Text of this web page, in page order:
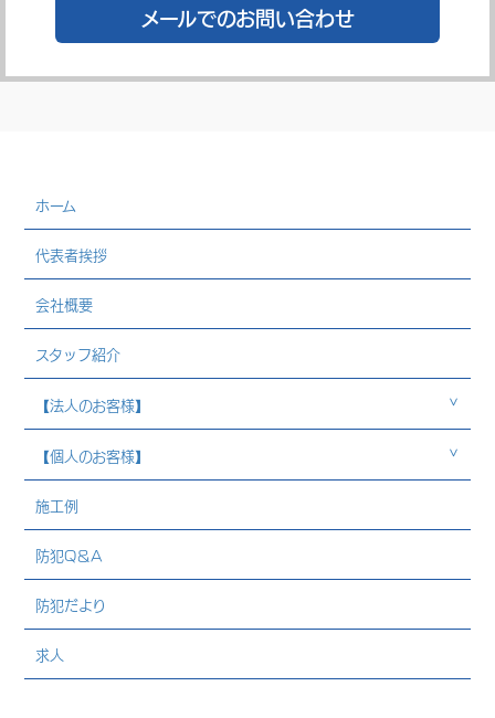
メールでのお問い合わせ
ホーム
代表者挨拶
会社概要
スタッフ紹介
【法人のお客様】
【個人のお客様】
施工例
防犯Q＆A
防犯だより
求人